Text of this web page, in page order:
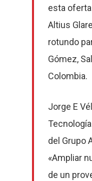
esta
Altius
rotundo
Gómez,
Colombia.
Jorge E
del Grupo
«Ampliar
de un